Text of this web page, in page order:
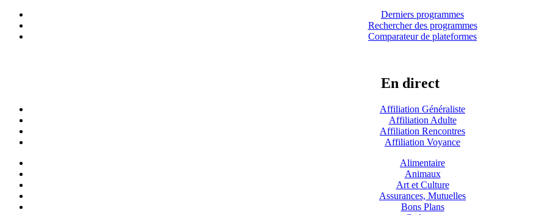
Derniers programmes
Rechercher des programmes
Comparateur de plateformes
En direct
Affiliation Généraliste
Affiliation Adulte
Affiliation Rencontres
Affiliation Voyance
Alimentaire
Animaux
Art et Culture
Assurances, Mutuelles
Bons Plans